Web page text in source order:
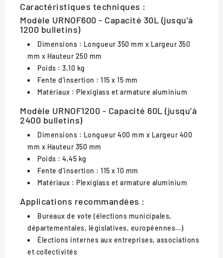
Caractéristiques techniques :
Modèle URNOF600 - Capacité 30L (jusqu’à
1200 bulletins)
Dimensions : Longueur 350 mm x Largeur 350
mm x Hauteur 250 mm
Poids : 3,10 kg
Fente d’insertion : 115 x 15 mm
Matériaux : Plexiglass et armature aluminium
Modèle URNOF1200 - Capacité 60L (jusqu’à
2400 bulletins)
Dimensions : Longueur 400 mm x Largeur 400
mm x Hauteur 350 mm
Poids : 4,45 kg
Fente d’insertion : 115 x 10 mm
Matériaux : Plexiglass et armature aluminium
Applications recommandées :
Bureaux de vote (élections municipales,
départementales, législatives, européennes…)
Élections internes aux entreprises, associations
et collectivités